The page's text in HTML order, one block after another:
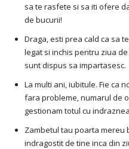
sa te rasfete si sa iti ofere
de bucurii!
Draga, esti prea cald ca sa
legat si inchis pentru ziua
sunt dispus sa impartasesc.
La multi ani, iubitule. Fie ca
fara probleme, numarul de
gestionam totul cu
Zambetul tau poarta mereu
indragostit de tine inca din